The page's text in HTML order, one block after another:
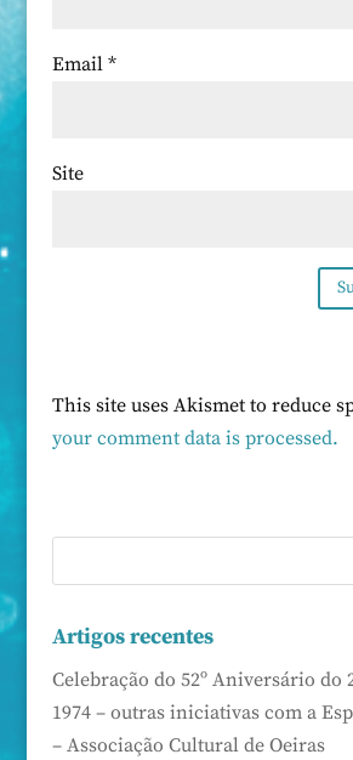
Email *
Site
This site uses Akismet to reduce
your comment data is processed.
Artigos recentes
Celebração do 52º Aniversário do
1974 – outras iniciativas com a
– Associação Cultural de Oeiras